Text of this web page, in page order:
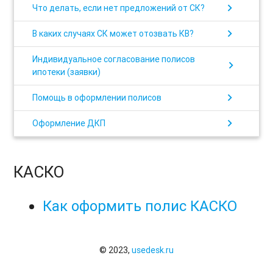
Что делать, если нет предложений от СК? chevron_right
В каких случаях СК может отозвать КВ? chevron_right
Индивидуальное согласование полисов
ипотеки (заявки)
chevron_right
Помощь в оформлении полисов chevron_right
Оформление ДКП chevron_right
КАСКО
Как оформить полис КАСКО
© 2023, usedesk.ru